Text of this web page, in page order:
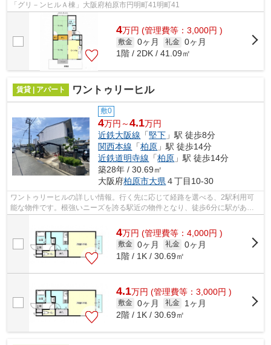
「グリ－ンヒルＡ棟」大阪府柏原市円明町41明町41
4万円 (管理費等：3,000円 )
敷金 0ヶ月 礼金 0ヶ月
1階 / 2DK / 41.09㎡
賃貸 | アパート ワントゥリーヒル
敷0
4万円～4.1万円
近鉄大阪線 「堅下 」駅 徒歩8分
関西本線 「柏原 」駅 徒歩14分
近鉄道明寺線 「柏原 」駅 徒歩14分
築28年 / 30.69㎡
大阪府柏原市大県４丁目10-30
ワントゥリーヒルの詳しい情報。行く先に応じて経路を選べる、2駅利用可
能な物件です。根強いニーズを誇る駅近の物件となり、徒歩6分に駅があり
4万円 (管理費等：4,000円 )
敷金 0ヶ月 礼金 0ヶ月
1階 / 1K / 30.69㎡
4.1万円 (管理費等：3,000円 )
敷金 0ヶ月 礼金
1ヶ月
2階 / 1K / 30.69㎡